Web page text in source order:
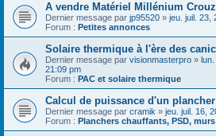
A vendre Matériel Millénium
Dernier message par jp95520 » jeu. juil. 23,
Forum : Petites annonces
Solaire thermique à l'ère des
Dernier message par visionmasterpro » lun.
21:09 pm
Forum : PAC et solaire thermique
Calcul de puissance d'un
Dernier message par cramik » jeu. juil. 16,
Forum : Planchers chauffants, PSD,